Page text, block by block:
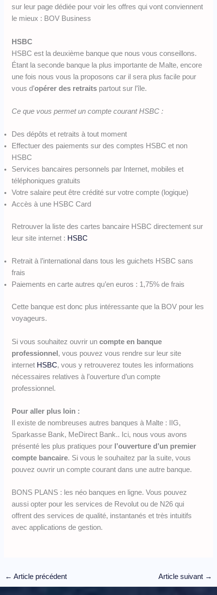
sur leur page dédiée pour voir les offres qui vont conviennent
le mieux : BOV Business
HSBC
HSBC est la deuxième banque que nous vous conseillons.
Étant la seconde banque la plus importante de Malte, encore
une fois nous vous la proposons car il sera plus facile pour
vous d’opérer des retraits partout sur l’île.
Ce que vous permet un compte courant HSBC :
Des dépôts et retraits à tout moment
Effectuer des paiements sur des comptes HSBC et non
HSBC
Services bancaires personnels par Internet, mobiles et
téléphoniques gratuits
Votre salaire peut être crédité sur votre compte (logique)
Accès à une HSBC Card
Retrouver la liste des cartes bancaire HSBC directement sur
leur site internet : HSBC
Retrait à l’international dans tous les guichets HSBC sans
frais
Paiements en carte autres qu’en euros : 1,75% de frais
Cette banque est donc plus intéressante que la BOV pour les
voyageurs.
Si vous souhaitez ouvrir un compte en banque
professionnel , vous pouvez vous rendre sur leur site
internet HSBC, vous y retrouverez toutes les informations
nécessaires relatives à l’ouverture d’un compte
professionnel.
Pour aller plus loin :
Il existe de nombreuses autres banques à Malte : IIG,
Sparkasse Bank, MeDirect Bank.. Ici, nous vous avons
présenté les plus pratiques pour l’ouverture d’un premier
compte bancaire. Si vous le souhaitez par la suite, vous
pouvez ouvrir un compte courant dans une autre banque.
BONS PLANS : les néo banques en ligne. Vous pouvez
aussi opter pour les services de Revolut ou de N26 qui
offrent des services de qualité, instantanés et très intuitifs
avec applications de gestion.
← Article précédent Article suivant →